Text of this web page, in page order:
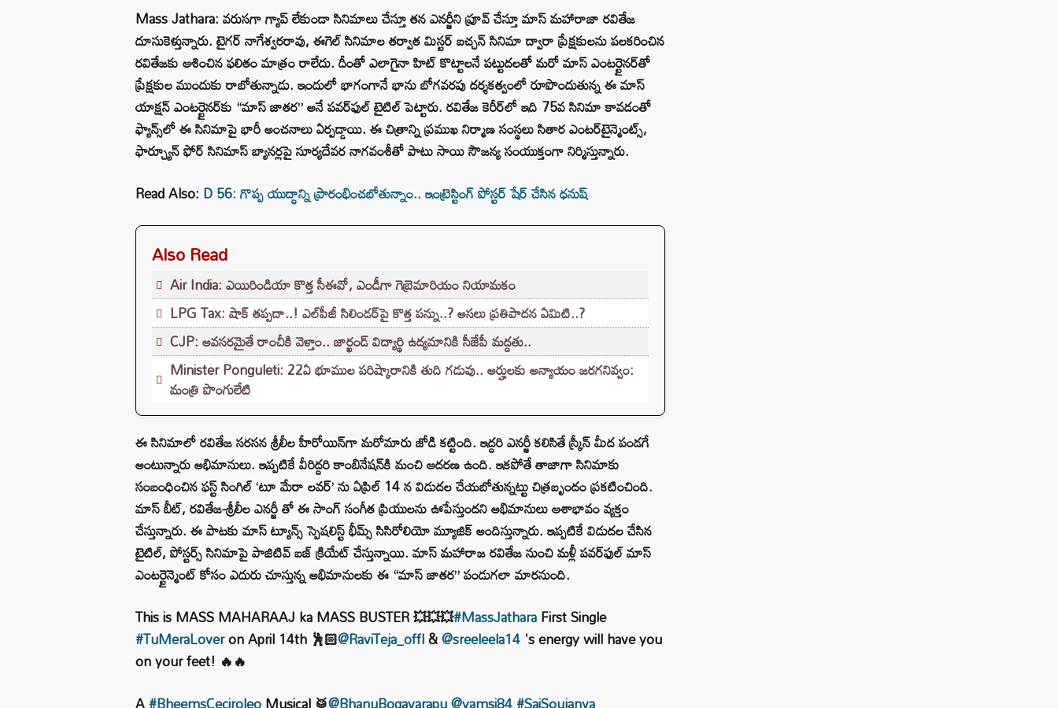
Mass Jathara: వరుసగా గ్యాప్ లేకుండా సినిమాలు చేస్తూ తన ఎనర్జీని ప్రూవ్ చేస్తూ మాస్ మహారాజా రవితేజ
దూసుకెళ్తున్నారు. టైగర్ నాగేశ్వరరావు, ఈగెల్ సినిమాల తర్వాత మిస్టర్ బచ్చన్ సినిమా ద్వారా ప్రేక్షకులను పలకరించిన
రవితేజకు ఆశించిన ఫలితం మాత్రం రాలేదు. దీంతో ఎలాగైనా హిట్ కొట్టాలనే పట్టుదలతో మరో మాస్ ఎంటర్టైనర్‌తో
ప్రేక్షకుల ముందుకు రాబోతున్నాడు. ఇందులో భాగంగానే భాను బోగవరపు దర్శకత్వంలో రూపొందుతున్న ఈ మాస్
యాక్షన్ ఎంటర్టైనర్‌కు “మాస్ జాతర” అనే పవర్‌ఫుల్ టైటిల్ పెట్టారు. రవితేజ కెరీర్‌లో ఇది 75వ సినిమా కావడంతో
ఫ్యాన్స్‌లో ఈ సినిమాపై భారీ అంచనాలు ఏర్పడ్డాయి. ఈ చిత్రాన్ని ప్రముఖ నిర్మాణ సంస్థలు సితార ఎంటర్‌టైన్మెంట్స్,
ఫార్చ్యూన్ ఫోర్ సినిమాస్ బ్యానర్లపై సూర్యదేవర నాగవంశీతో పాటు సాయి సౌజన్య సంయుక్తంగా నిర్మిస్తున్నారు.
Read Also: D 56: గొప్ప యుద్ధాన్ని ప్రారంభించబోతున్నాం.. ఇంట్రెస్టింగ్ పోస్టర్ షేర్ చేసిన ధనుష్
Also Read
Air India: ఎయిరిండియా కొత్త సీఈవో, ఎండీగా గెబ్రెమారియం నియామకం
LPG Tax: షాక్‌ తప్పదా..! ఎల్‌పీజీ సిలిండర్‌పై కొత్త పన్ను..? అసలు ప్రతిపాదన ఏమిటి..?
CJP: అవసరమైతే రాంచీకి వెళ్తాం.. జార్ఖండ్ విద్యార్థి ఉద్యమానికి సీజేపీ మద్దతు..
Minister Ponguleti: 22ఏ భూముల పరిష్కారానికి తుది గడువు.. అర్హులకు అన్యాయం జరగనివ్వం:
మంత్రి పొంగులేటి
ఈ సినిమాలో రవితేజ సరసన శ్రీలీల హీరోయిన్‌గా మరోమారు జోడి కట్టింది. ఇద్దరి ఎనర్జీ కలిసితే స్క్రీన్ మీద పండగే
అంటున్నారు అభిమానులు. ఇప్పటికే వీరిద్దరి కాంబినేషన్‌కి మంచి ఆదరణ ఉంది. ఇకపోతే తాజాగా సినిమాకు
సంబంధించిన ఫస్ట్ సింగిల్ ‘టూ మేరా లవర్’ ను ఏప్రిల్ 14 న విడుదల చేయబోతున్నట్టు చిత్రబృందం ప్రకటించింది.
మాస్ బీట్, రవితేజ-శ్రీలీల ఎనర్జీ తో ఈ సాంగ్ సంగీత ప్రియులను ఊపేస్తుందని అభిమానులు ఆశాభావం వ్యక్తం
చేస్తున్నారు. ఈ పాటకు మాస్ ట్యూన్స్ స్పెషలిస్ట్ భీమ్స్ సిసిరోలియో మ్యూజిక్ అందిస్తున్నారు. ఇప్పటికే విడుదల చేసిన
టైటిల్, పోస్టర్స్ సినిమాపై పాజిటివ్ బజ్ క్రియేట్ చేస్తున్నాయి. మాస్ మహారాజ రవితేజ నుంచి మళ్లీ పవర్‌ఫుల్ మాస్
ఎంటర్టైన్మెంట్ కోసం ఎదురు చూస్తున్న అభిమానులకు ఈ “మాస్ జాతర” పండుగలా మారనుంది.
This is MASS MAHARAAJ ka MASS BUSTER 💥💥💥#MassJatharaFirst Single
#TuMeraLoveron April 14th 🕺🏻@RaviTeja_offl&@sreeleela14 's energy will have you
on your feet! 🔥🔥